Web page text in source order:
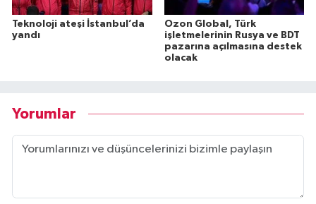
Teknoloji ateşi İstanbul’da
yandı
Ozon Global, Türk
işletmelerinin Rusya ve BDT
pazarına açılmasına destek
olacak
Yorumlar